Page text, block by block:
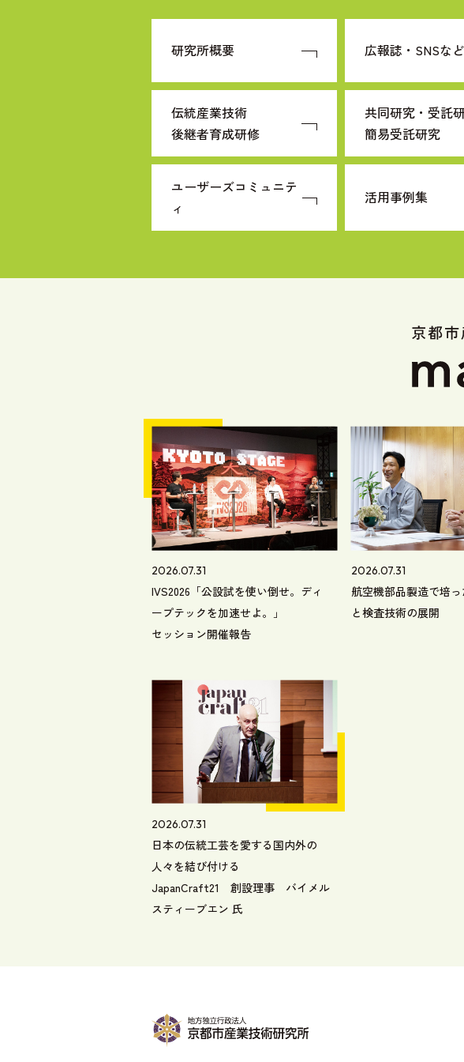
研究所概要 広報誌・SNSなど
伝統産業技術
後継者育成研修
共同研究・受託
簡易受託研究
ユーザーズコミュニテ
ィ
活用事例集
2026.07.31
IVS2026「公設試を使い倒せ。ディ
ープテックを加速せよ。」
セッション開催報告
2026.07.31
航空機部品製造で培
と検査技術の展開
2026.07.31
日本の伝統工芸を愛する国内外の
人々を結び付ける
JapanCraft21 創設理事 バイメル
スティーブエン 氏